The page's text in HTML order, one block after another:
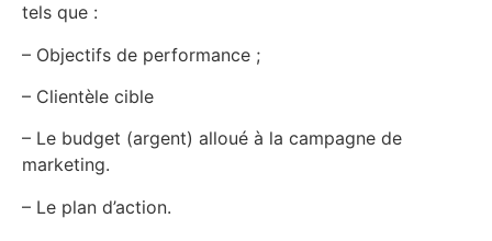
tels que :
– Objectifs de performance ;
– Clientèle cible
– Le budget (argent) alloué à la campagne de
marketing.
– Le plan d’action.